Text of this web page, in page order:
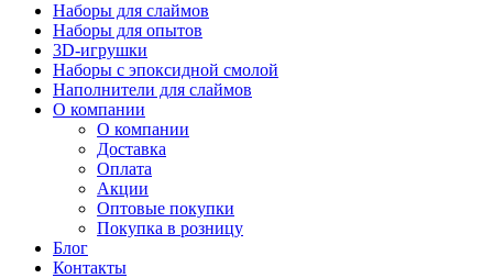
Наборы для слаймов
Наборы для опытов
3D-игрушки
Наборы с эпоксидной смолой
Наполнители для слаймов
О компании
О компании
Доставка
Оплата
Акции
Оптовые покупки
Покупка в розницу
Блог
Контакты